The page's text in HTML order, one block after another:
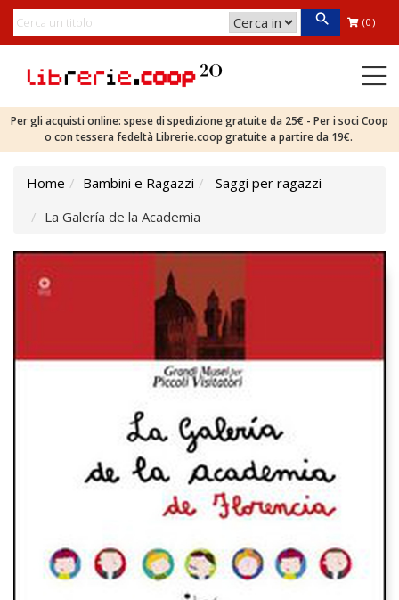
(0)
Per gli acquisti online: spese di spedizione gratuite da 25€ - Per i soci Coop
o con tessera fedeltà Librerie.coop gratuite a partire da 19€.
Home Bambini e Ragazzi
Saggi per ragazzi
La Galería de la Academia